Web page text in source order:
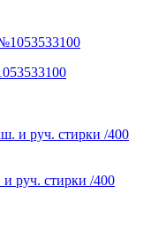
руч. стирки /400